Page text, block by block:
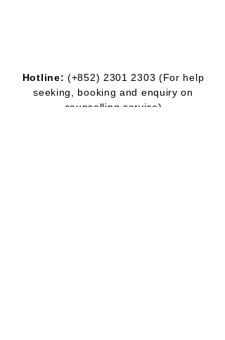
Hotline: (+852) 2301 2303 (For help
seeking, booking and enquiry on
counselling service)